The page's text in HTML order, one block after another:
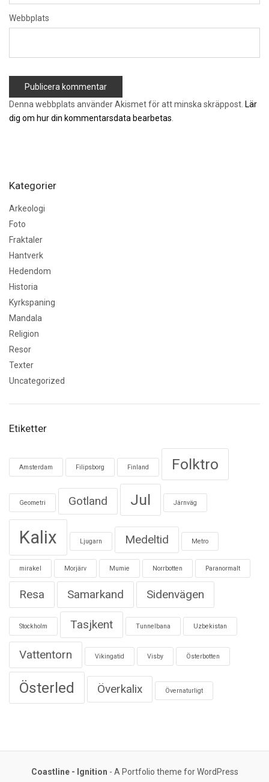
Webbplats
Denna webbplats använder Akismet för att minska skräppost. Lär
dig om hur din kommentarsdata bearbetas
Kategorier
Arkeologi
Foto
Fraktaler
Hantverk
Hedendom
Historia
Kyrkspaning
Mandala
Religion
Resor
Texter
Uncategorized
Etiketter
Amsterdam Filipsborg Finland Folktro
Geometri Gotland Jul Järnväg
Kalix Ljugarn Medeltid Metro
mirakel Morjärv Mumie Norrbotten Paranormalt
Resa Samarkand Sidenvägen
Stockholm Tasjkent Tunnelbana Uzbekistan
Vattentorn Vikingatid Visby Österbotten
Österled Överkalix Övernaturligt
Coastline - Ignition - A Portfolio theme for WordPress